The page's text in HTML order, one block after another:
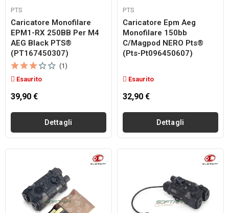
PTS
Caricatore Monofilare
EPM1-RX 250BB Per M4
AEG Black PTS®
(PT167450307)
(1)
Esaurito
39,90 €
Dettagli
PTS
Caricatore Epm Aeg
Monofilare 150bb
C/Magpod NERO Pts®
(pts-Pt096450607)
Esaurito
32,90 €
Dettagli